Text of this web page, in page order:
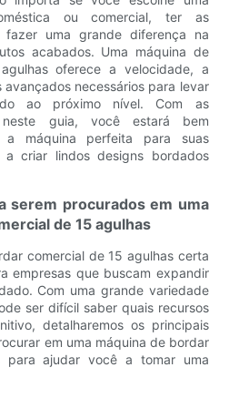
ou comercial, ter as
fazer uma grande diferença na
acabados. Uma máquina de
oferece a velocidade, a
necessários para levar
ao próximo nível. Com as
neste guia, você estará bem
a máquina perfeita para suas
a criar lindos designs bordados
serem procurados em uma
de 15 agulhas
comercial de 15 agulhas certa
empresas que buscam expandir
Com uma grande variedade
ser difícil saber quais recursos
detalharemos os principais
em uma máquina de bordar
para ajudar você a tomar uma